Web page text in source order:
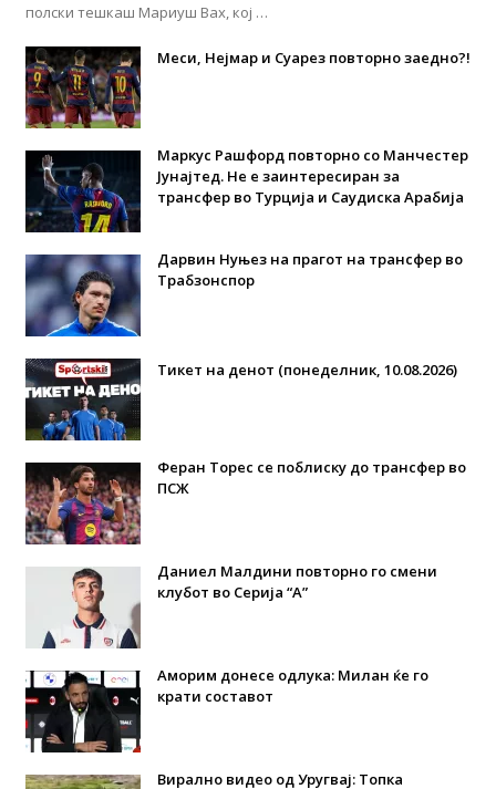
полски тешкаш Мариуш Вах, кој …
Меси, Нејмар и Суарез повторно заедно?!
Маркус Рашфорд повторно со Манчестер
Јунајтед. Не е заинтересиран за
трансфер во Турција и Саудиска Арабија
Дарвин Нуњез на прагот на трансфер во
Трабзонспор
Тикет на денот (понеделник, 10.08.2026)
Феран Торес се поблиску до трансфер во
ПСЖ
Даниел Малдини повторно го смени
клубот во Серија “А”
Аморим донесе одлука: Милан ќе го
крати составот
Вирално видео од Уругвај: Топка